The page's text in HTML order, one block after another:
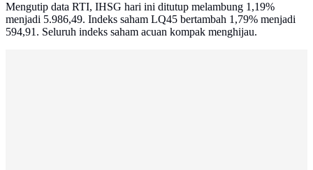
Mengutip data RTI, IHSG hari ini ditutup melambung 1,19%
menjadi 5.986,49. Indeks saham LQ45 bertambah 1,79% menjadi
594,91. Seluruh indeks saham acuan kompak menghijau.